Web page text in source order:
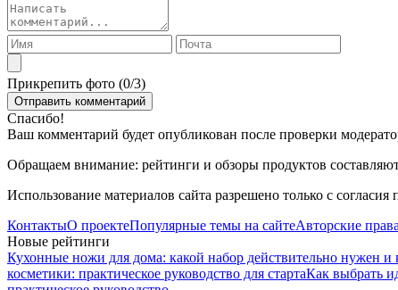
Прикрепить фото (0/3)
Спасибо!
Ваш комментарий будет опубликован после проверки
Обращаем внимание: рейтинги и обзоры продуктов
Использование материалов сайта разрешено только с согласия
КонтактыО проектеПопулярные темы на сайтеАвторские
Новые рейтинги
Кухонные ножи для дома: какой набор действительно нужен и
косметики: практическое руководство для стартаКак выбрать